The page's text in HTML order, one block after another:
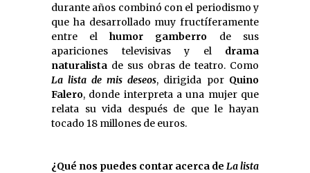
durante años combinó con el periodismo y
que ha desarrollado muy fructíferamente
entre el humor gamberro de sus
apariciones televisivas y el drama
naturalista de sus obras de teatro. Como
La lista de mis deseos, dirigida por Quino
Falero, donde interpreta a una mujer que
relata su vida después de que le hayan
tocado 18 millones de euros.
¿Qué nos puedes contar acerca de La lista